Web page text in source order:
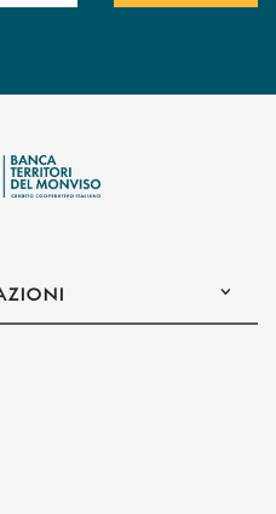
apre l’app di posta elettronica)